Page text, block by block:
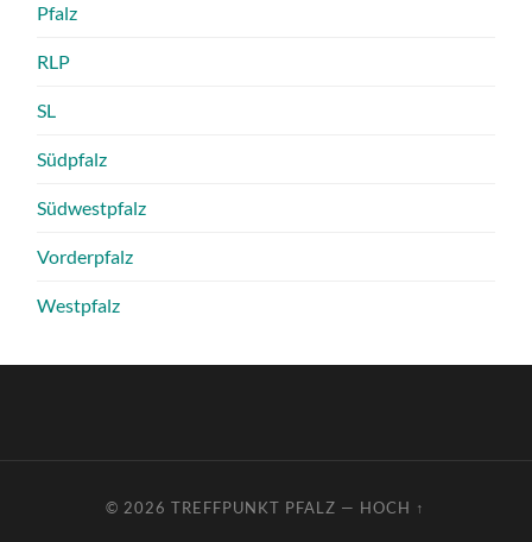
Pfalz
RLP
SL
Südpfalz
Südwestpfalz
Vorderpfalz
Westpfalz
© 2026TREFFPUNKT PFALZ — HOCH ↑